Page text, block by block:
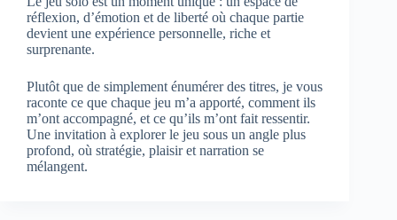
réflexion, d’émotion et de liberté où chaque partie
devient une expérience personnelle, riche et
surprenante.
Plutôt que de simplement énumérer des titres, je vous
raconte ce que chaque jeu m’a apporté, comment ils
m’ont accompagné, et ce qu’ils m’ont fait ressentir.
Une invitation à explorer le jeu sous un angle plus
profond, où stratégie, plaisir et narration se
mélangent.